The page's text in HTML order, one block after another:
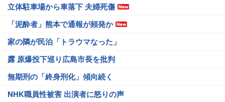
立体駐車場から車落下 夫婦死傷
「泥酔者」熊本で通報が頻発か
家の隣が民泊「トラウマなった」
露 原爆投下巡り広島市長を批判
無期刑の「終身刑化」傾向続く
NHK職員性被害 出演者に怒りの声